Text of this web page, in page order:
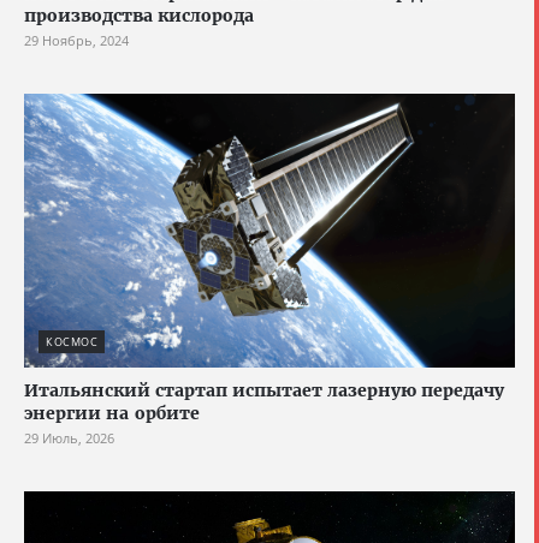
производства кислорода
29 Ноябрь, 2024
КОСМОС
Итальянский стартап испытает лазерную передачу
энергии на орбите
29 Июль, 2026